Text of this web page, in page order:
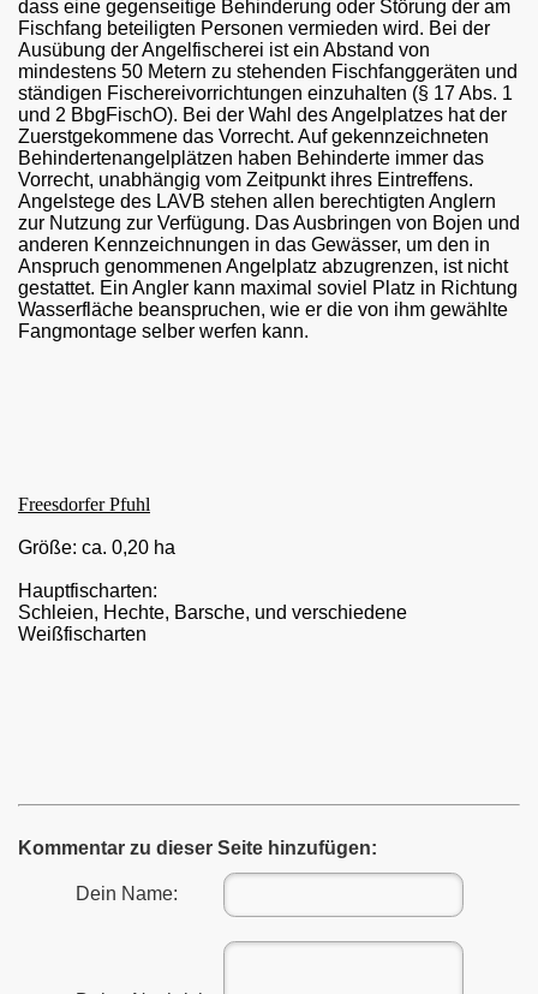
dass eine gegenseitige Behinderung oder Störung der am
Fischfang beteiligten Personen vermieden wird. Bei der
Ausübung der Angelfischerei ist ein Abstand von
mindestens 50 Metern zu stehenden Fischfanggeräten und
ständigen Fischereivorrichtungen einzuhalten (§ 17 Abs. 1
und 2 BbgFischO). Bei der Wahl des Angelplatzes hat der
Zuerstgekommene das Vorrecht. Auf gekennzeichneten
Behindertenangelplätzen haben Behinderte immer das
Vorrecht, unabhängig vom Zeitpunkt ihres Eintreffens.
Angelstege des LAVB stehen allen berechtigten Anglern
zur Nutzung zur Verfügung. Das Ausbringen von Bojen und
anderen Kennzeichnungen in das Gewässer, um den in
Anspruch genommenen Angelplatz abzugrenzen, ist nicht
gestattet. Ein Angler kann maximal soviel Platz in Richtung
Wasserfläche beanspruchen, wie er die von ihm gewählte
Fangmontage selber werfen kann.
Freesdorfer Pfuhl
Größe: ca. 0,20 ha
Hauptfischarten:
Schleien, Hechte, Barsche, und verschiedene
Weißfischarten
Kommentar zu dieser Seite hinzufügen:
Dein Name: